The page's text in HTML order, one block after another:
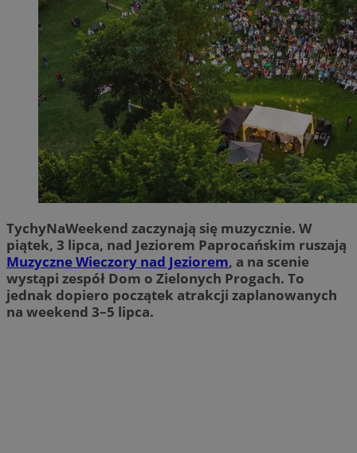
TychyNaWeekend zaczynają się muzycznie. W
piątek, 3 lipca, nad Jeziorem Paprocańskim ruszają
Muzyczne Wieczory nad Jeziorem, a na scenie
wystąpi zespół Dom o Zielonych Progach. To
jednak dopiero początek atrakcji zaplanowanych
na weekend 3–5 lipca.